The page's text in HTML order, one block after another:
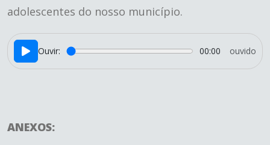
adolescentes do nosso município.
Ouvir: 00:00 ouvido
ANEXOS: